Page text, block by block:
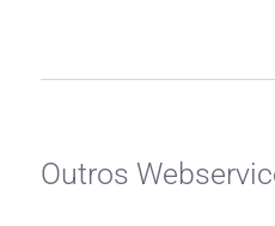
Outros